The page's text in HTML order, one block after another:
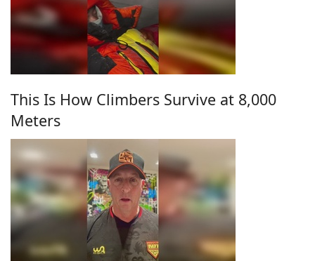
This Is How Climbers Survive at 8,000
Meters